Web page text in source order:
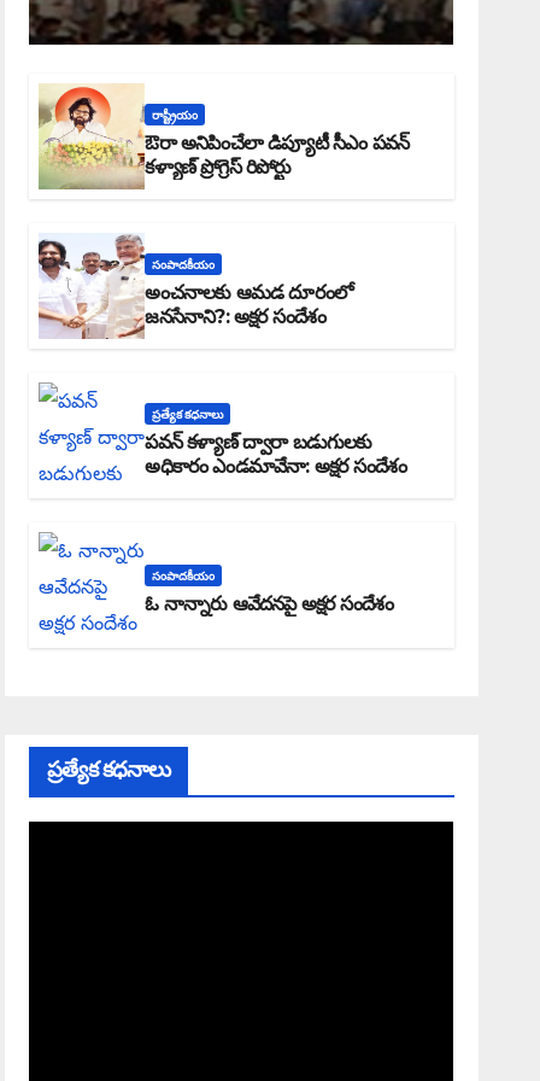
రాష్ట్రీయం
ఔరా అనిపించేలా డిప్యూటీ సీఎం పవన్
కళ్యాణ్ ప్రోగ్రెస్ రిపోర్టు
సంపాదకీయం
అంచనాలకు ఆమడ దూరంలో
జనసేనాని?: అక్షర సందేశం
ప్రత్యేక కధనాలు
పవన్ కళ్యాణ్ ద్వారా బడుగులకు
అధికారం ఎండమావేనా: అక్షర సందేశం
సంపాదకీయం
ఓ నాన్నారు ఆవేదనపై అక్షర సందేశం
ప్రత్యేక కధనాలు